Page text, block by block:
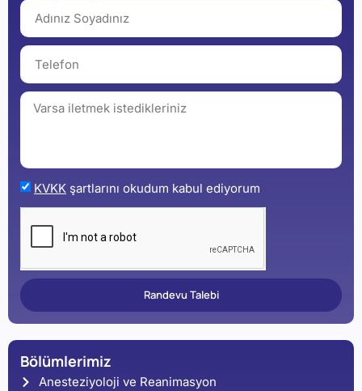
KVKK şartlarını okudum kabul ediyorum
Randevu Talebi
Bölümlerimiz
Anesteziyoloji ve Reanimasyon